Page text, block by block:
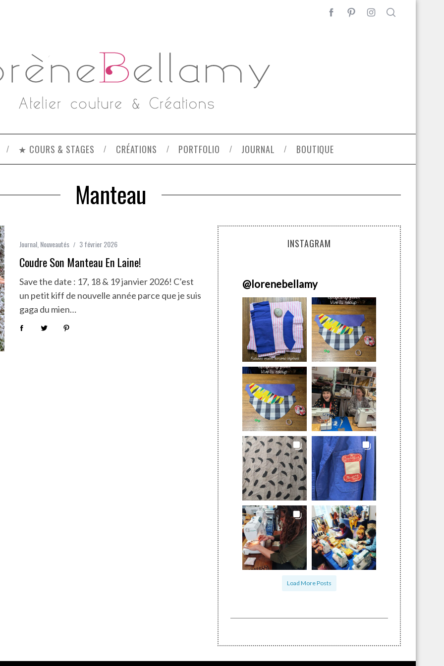
★ COURS & STAGES CRÉATIONS PORTFOLIO JOURNAL BOUTIQUE
Manteau
Journal,Nouveautés 3 février 2026
Coudre Son Manteau En Laine!
Save the date : 17, 18 & 19 janvier 2026! C’est
un petit kiff de nouvelle année parce que je suis
gaga du mien…
INSTAGRAM
@lorenebellamy
Load More Posts